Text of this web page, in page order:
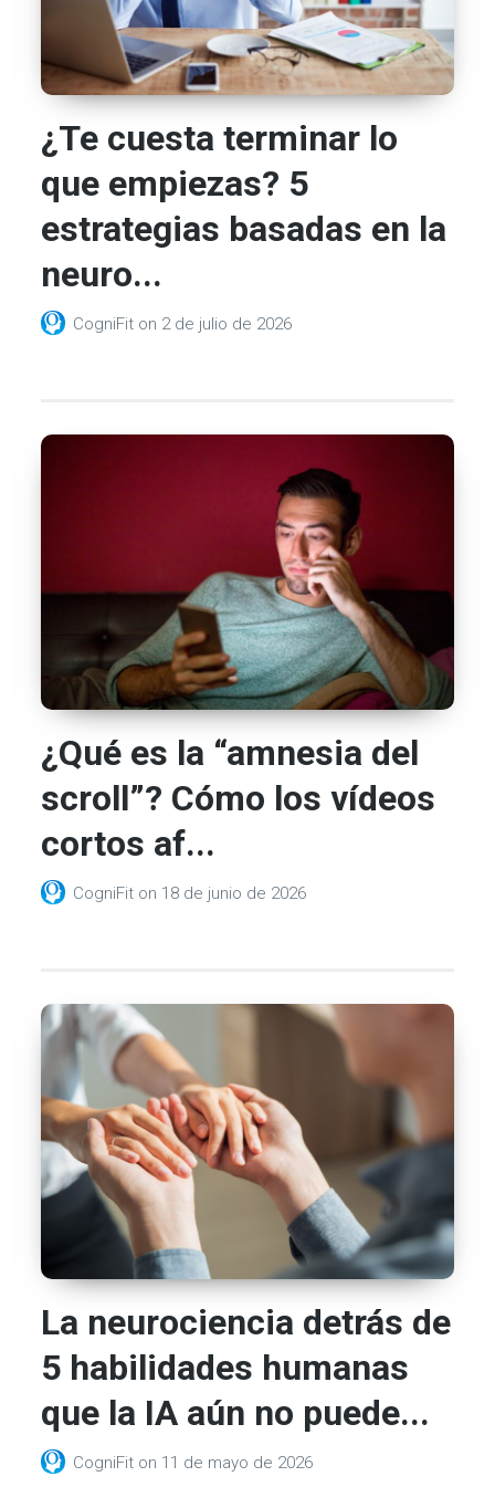
¿Te cuesta terminar lo
que empiezas? 5
estrategias basadas en la
neuro...
CogniFit on 2 de julio de 2026
¿Qué es la “amnesia del
scroll”? Cómo los vídeos
cortos af...
CogniFit on 18 de junio de 2026
La neurociencia detrás de
5 habilidades humanas
que la IA aún no puede...
CogniFit on 11 de mayo de 2026